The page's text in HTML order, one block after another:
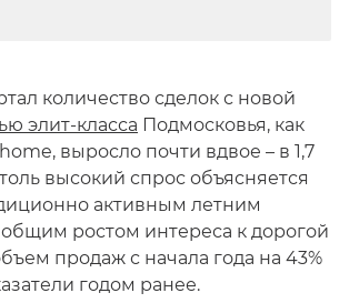
количество сделок с новой
элит-класса Подмосковья, как
выросло почти вдвое – в 1,7
высокий спрос объясняется
активным летним
ростом интереса к дорогой
продаж с начала года на 43%
годом ранее.